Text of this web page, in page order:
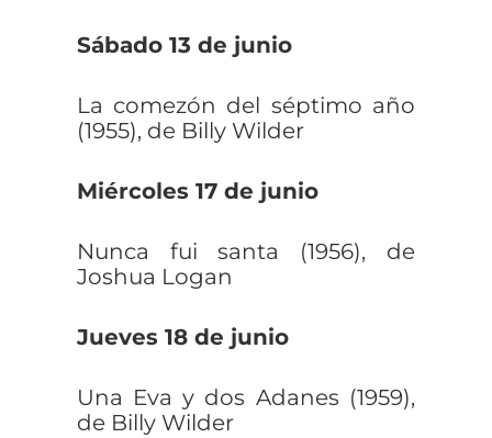
Sábado 13 de junio
La comezón del séptimo año
(1955), de Billy Wilder
Miércoles 17 de junio
Nunca fui santa (1956), de
Joshua Logan
Jueves 18 de junio
Una Eva y dos Adanes (1959),
de Billy Wilder